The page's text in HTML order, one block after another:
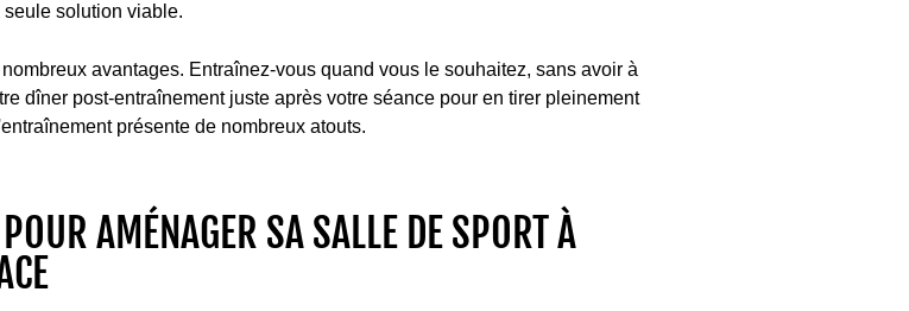
solution viable.
avantages. Entraînez-vous quand vous le souhaitez, sans avoir à
dîner post-entraînement juste après votre séance pour en tirer pleinement
présente de nombreux atouts.
AMÉNAGER SA SALLE DE SPORT À